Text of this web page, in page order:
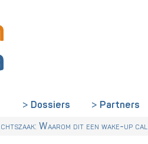
Dossiers Partners
voor Talentstrategie
dit moet HR nu al regelen
waarom Nederland een
Waarom dit een wake-up